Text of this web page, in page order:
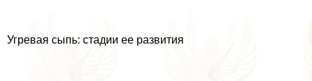
Угревая сыпь: стадии ее развития